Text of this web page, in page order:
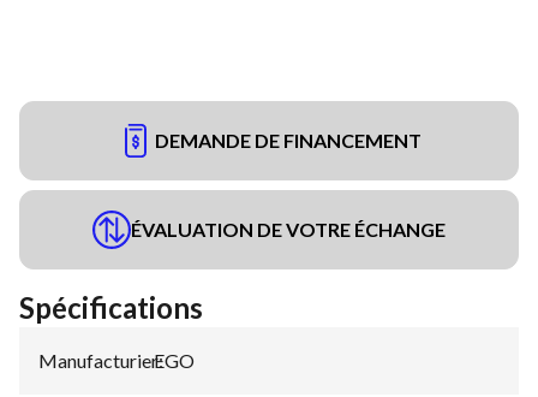
DEMANDE DE FINANCEMENT
ÉVALUATION DE VOTRE ÉCHANGE
Spécifications
Manufacturier:
EGO